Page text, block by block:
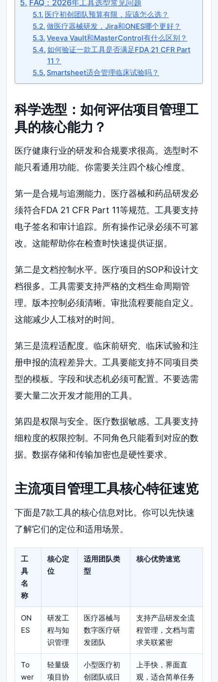
FAQ：2026年工具选型常见问题
医疗初创团队预算有限，应该怎么选？
做医疗器械研发，Jira和ONES哪个更好？
Veeva Vault和MasterControl有什么区别？
如何验证一款工具是否满足FDA 21 CFR Part
11？
Smartsheet适合管理临床试验吗？
科学选型：如何评估项目管理工
具的核心能力？
医疗健康行业的研发和合规要求很高。选型时不
能只看通用功能。你需要关注四个核心维度。
第一是合规与追溯能力。医疗器械和药品研发必
须符合FDA 21 CFR Part 11等规范。工具要支持
电子签名和审计追踪。所有操作记录必须不可篡
改。这能帮助你在检查时快速提供证据。
第二是文档控制水平。医疗项目的SOP和设计文
档很多。工具需要支持严格的文档生命周期管
理。版本控制必须清晰。审批流程要能自定义。
这能减少人工核对的时间。
第三是流程适配度。临床前研究、临床试验和注
册申报的流程差异大。工具要能支持不同项目类
型的模板。字段和状态机必须可配置。不要选需
要大量二次开发才能用的工具。
第四是权限与安全。医疗数据敏感。工具要支持
细粒度的权限控制。不同角色只能看到对应的数
据。数据存储和传输加密也是硬性要求。
主流项目管理工具核心特征速览
下面是7款工具的核心信息对比。你可以先快速
了解它们的定位和适用场景。
工
具
名
称
核心定
位
适用团队类
型
核心优势速览
ON
ES
研发工
程与知
识管理
医疗器械与
数字医疗研
发团队
支持产品研发全流
程管理，文档与需
求关联紧密
To
wer
轻量级
项目协
小型医疗初
创团队或日
上手快，界面直
观，适合简单任务